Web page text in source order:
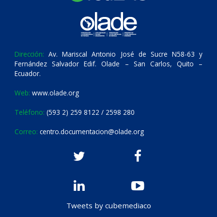
Dirección: Av. Mariscal Antonio José de Sucre N58-63 y
Fernández Salvador Edif. Olade – San Carlos, Quito –
Ecuador.
Web: www.olade.org
Teléfono: (593 2) 259 8122 / 2598 280
Correo: centro.documentacion@olade.org
Tweets by cubemediaco